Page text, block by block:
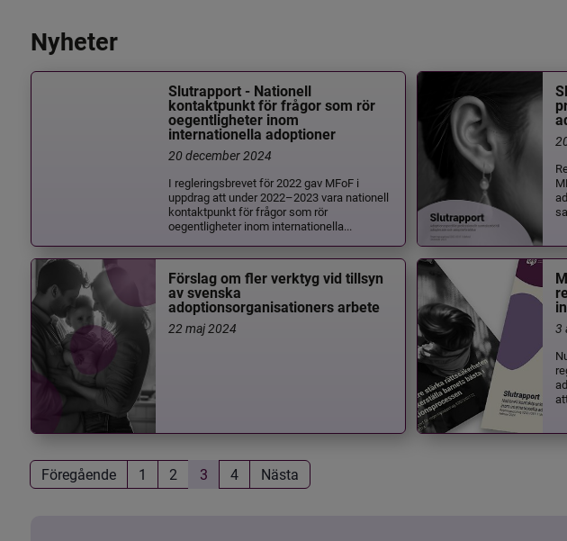
Nyheter
Slutrapport - Nationell
kontaktpunkt för frågor som rör
oegentligheter inom
internationella adoptioner
20 december 2024
I regleringsbrevet för 2022 gav MFoF i
uppdrag att under 2022–2023 vara nationell
kontaktpunkt för frågor som rör
oegentligheter inom internationella...
Förslag om fler verktyg vid tillsyn
av svenska
adoptionsorganisationers arbete
22 maj 2024
3
Föregående 1 2 3 4 Nästa